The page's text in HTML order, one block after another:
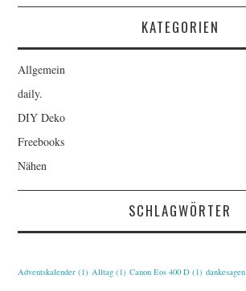
KATEGORIEN
Allgemein
daily.
DIY Deko
Freebooks
Nähen
SCHLAGWÖRTER
Adventskalender (1) Alltag (1) Canon Eos 400 D (1) dankesagen